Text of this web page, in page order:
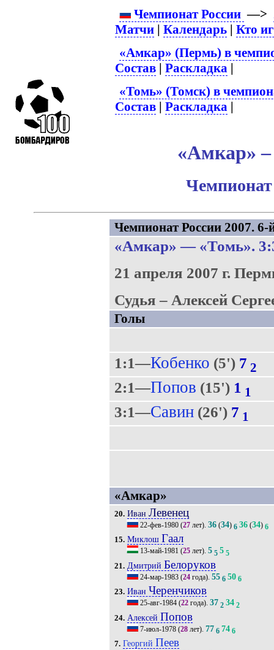
Чемпионат России —>
Матчи |Календарь |Кто
«Амкар» (Пермь) в
Состав |Раскладка |
«Томь» (Томск) в
Состав |Раскладка |
«Амкар»
Чемпионат
Чемпионат России 2007. 6-
«Амкар» — «Томь».
21 апреля 2007 г.
Судья – Алексей
Голы
1:1—Кобенко (5') 7 2
2:1—Попов (15') 1 1
3:1—Савин(26') 7 1
«Амкар»
20. Иван Левенец
22-фев-1980(27лет). 36(34) 6 36(34) 6
15. Миклош Гаал
13-май-1981 (25лет). 5 5 5 5
21. Дмитрий Белоруков
24-мар-1983(24года). 55 6 50 6
23. Иван Черенчиков
25-авг-1984(22года). 37 2 34 2
24. Алексей Попов
7-июл-1978(28лет). 77 6 74 6
7. Георгий Пеев